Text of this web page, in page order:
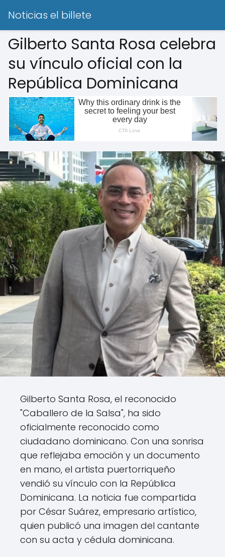
Noticias el billete
Gilberto Santa Rosa celebra
su vínculo oficial con la
República Dominicana
Gilberto Santa Rosa, el reconocido
"Caballero de la Salsa", ha sido
oficialmente reconocido como
ciudadano dominicano. Con una sonrisa
que reflejaba emoción y un documento
en mano, el artista puertorriqueño
vendió su vínculo con la República
Dominicana. La noticia fue compartida
por César Suárez, empresario artístico,
quien publicó una imagen del cantante
con su acta y cédula dominicana.